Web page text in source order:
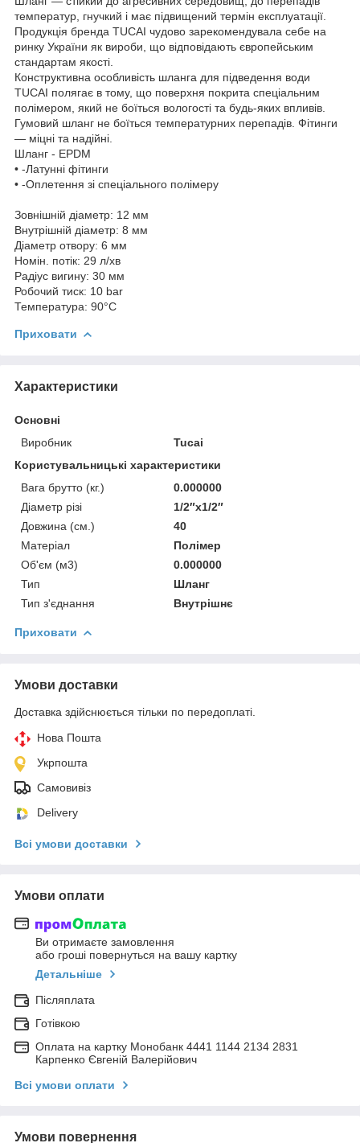
температур, гнучкий і має підвищений термін експлуатації.
Продукція бренда TUCAI чудово зарекомендувала себе на
ринку України як вироби, що відповідають європейським
стандартам якості.
Конструктивна особливість шланга для підведення води
TUCAI полягає в тому, що поверхня покрита спеціальним
полімером, який не боїться вологості та будь-яких впливів.
Гумовий шланг не боїться температурних перепадів. Фітинги
— міцні та надійні.
Шланг - EPDM
• -Латунні фітинги
• -Оплетення зі спеціального полімеру
Зовнішній діаметр: 12 мм
Внутрішній діаметр: 8 мм
Діаметр отвору: 6 мм
Номін. потік: 29 л/хв
Радіус вигину: 30 мм
Робочий тиск: 10 bar
Температура: 90°С
Приховати
Характеристики
Основні
Виробник
Tucai
Користувальницькі характеристики
Вага брутто (кг.)
0.000000
Діаметр різі
1/2″х1/2″
Довжина (см.)
40
Матеріал
Полімер
Об'єм (м3)
0.000000
Тип
Шланг
Тип з'єднання
Внутрішнє
Приховати
Умови доставки
Доставка здійснюється тільки по передоплаті.
Нова Пошта
Укрпошта
Самовивіз
Delivery
Всі умови доставки
Умови оплати
Ви отримаєте замовлення
або гроші повернуться на вашу картку
Детальніше
Післяплата
Готівкою
Оплата на картку Монобанк 4441 1144 2134 2831
Карпенко Євгеній Валерійович
Всі умови оплати
Умови повернення